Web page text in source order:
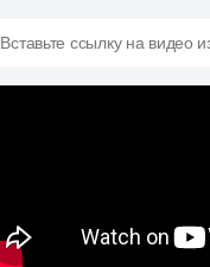
Вставьте ссылку на видео